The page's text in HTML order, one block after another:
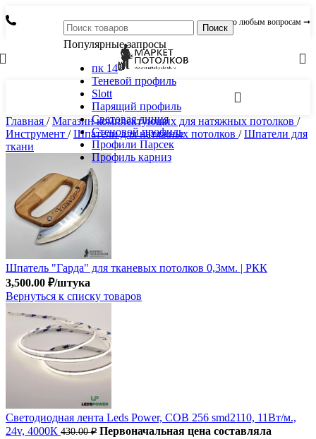
по любым вопросам ➞
Поиск
Популярные запросы
пк 14
Теневой профиль
Slott
Парящий профиль
Световая линия
Стеновой профиль
Профили Парсек
Профиль карниз
Главная / Магазин комплектующих для натяжных потолков /
Инструмент / Шпатели для натяжных потолков / Шпатели для
ткани
Шпатель "Гарда" для тканевых потолков 0,3мм. | РКК
3,500.00 ₽/штука
Вернуться к списку товаров
Светодиодная лента Leds Power, COB 256 smd2110, 11Вт/м.,
24v, 4000К 430.00₽ Первоначальная цена составляла